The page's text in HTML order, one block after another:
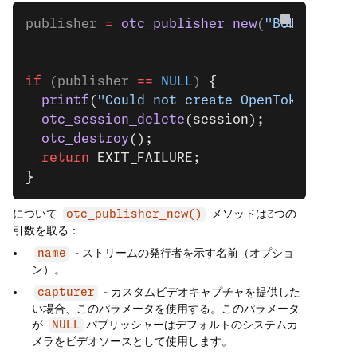
publisher = otc_publisher_new( "Bob's
if (publisher == NULL ) {
  printf
( "Could not create OpenTok
  otc_session_delete
(session);
  otc_destroy
();
  return
EXIT_FAILURE;
}
について otc_publisher_new()
メソッドは3つの
引数を取る：
name
- ストリームの発行者を示す名前（オプショ
ン）。
capturer
- カスタムビデオキャプチャを提供した
い場合、このパラメータを使用する。このパラメータ
が
NULL パブリッシャーはデフォルトのシステムカ
メラをビデオソースとして使用します。